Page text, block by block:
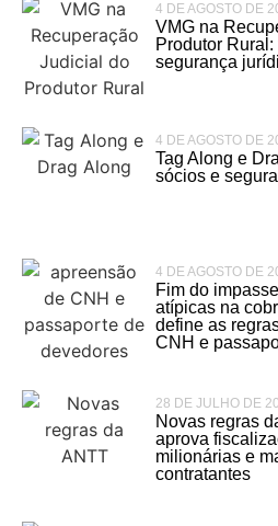
4 DE AGOSTO DE
VMG na
Produtor
segurança
4 DE AGOSTO DE
Tag Along e
sócios e
4 DE AGOSTO DE
Fim do
atípicas na
define as
CNH e
28 DE JULHO DE
Novas regras
aprova
milionárias e
contratantes